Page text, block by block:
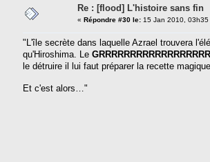
Re : [flood] L'histoire sans fin
« Répondre #30 le: 15 Jan 2010, 03h35
"L'île secrète dans laquelle Azrael trouvera
qu'Hiroshima. Le
le détruire il lui faut préparer la recette
Et c'est alors…"